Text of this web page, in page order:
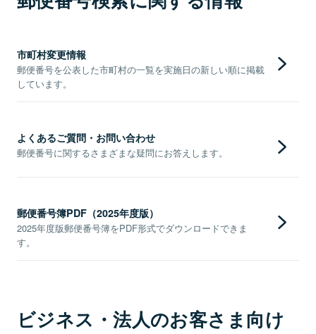
市町村変更情報
郵便番号を公表した市町村の一覧を実施日の新しい順に掲載
しています。
よくあるご質問・お問い合わせ
郵便番号に関するさまざまな疑問にお答えします。
郵便番号簿PDF（2025年度版）
2025年度版郵便番号簿をPDF形式でダウンロードできま
す。
ビジネス・法人のお客さま向け